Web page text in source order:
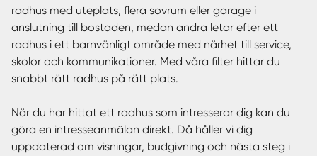
radhus med uteplats, flera sovrum eller garage i
anslutning till bostaden, medan andra letar efter ett
radhus i ett barnvänligt område med närhet till service,
skolor och kommunikationer. Med våra filter hittar du
snabbt rätt radhus på rätt plats.
När du har hittat ett radhus som intresserar dig kan du
göra en intresseanmälan direkt. Då håller vi dig
uppdaterad om visningar, budgivning och nästa steg i